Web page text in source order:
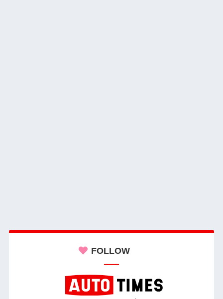
FOLLOW